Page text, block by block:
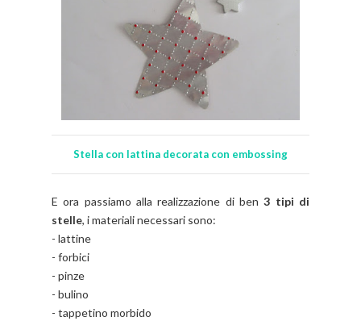
Stella con lattina decorata con embossing
E ora passiamo alla realizzazione di ben3 tipi di
stelle, i materiali necessari sono:
- lattine
- forbici
- pinze
- bulino
- tappetino morbido